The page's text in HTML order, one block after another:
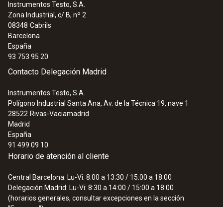
Instrumentos Testo, S.A.
Zona Industrial, c/ B, nº 2
08348 Cabrils
Barcelona
España
93 753 95 20
Contacto Delegación Madrid
Instrumentos Testo, S.A.
Polígono Industrial Santa Ana, Av. de la Técnica 19, nave 1
28522 Rivas-Vaciamadrid
Madrid
España
91 499 09 10
Horario de atención al cliente
Central Barcelona: Lu-Vi: 8:00 a 13:30 / 15:00 a 18:00
Delegación Madrid: Lu-Vi: 8:30 a 14:00 / 15:00 a 18:00
(horarios generales, consultar excepciones en la sección